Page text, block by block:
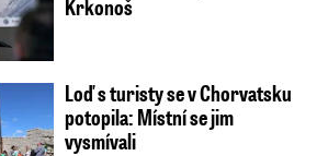
Krkonoš
Loď s turisty se v Chorvatsku
potopila: Místní se jim
vysmívali